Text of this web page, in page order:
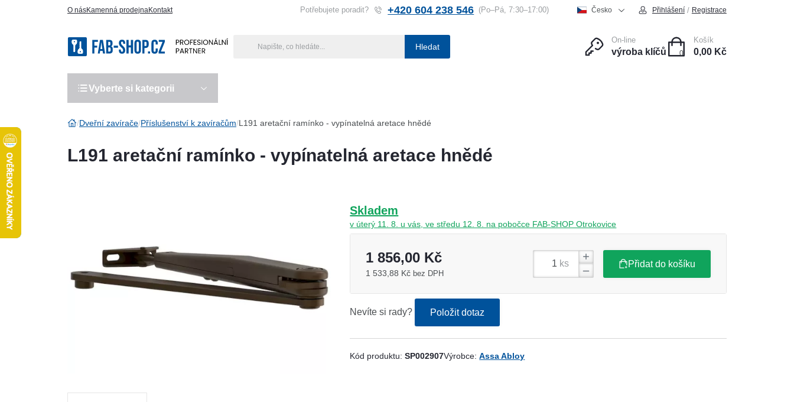
O násKamenná prodejnaKontakt Potřebujete poradit? +420 604 238 546 (Po–Pá, 7:30–17:00) Česko Přihlášení / Registrace
Hledat
On-line
výroba klíčů 0
Košík
0,00 Kč
Vyberte si kategorii
Dveřní zavírače Příslušenství k zavíračům L191 aretační ramínko - vypínatelná aretace hnědé
L191 aretační ramínko - vypínatelná aretace hnědé
Skladem
v úterý 11. 8. u vás, ve středu 12. 8. na pobočce FAB-SHOP Otrokovice
1 856,00 Kč
1 533,88 Kč bez DPH
ks Přidat do košíku
Nevíte si rady? Položit dotaz
Kód produktu:SP002907Výrobce:Assa Abloy